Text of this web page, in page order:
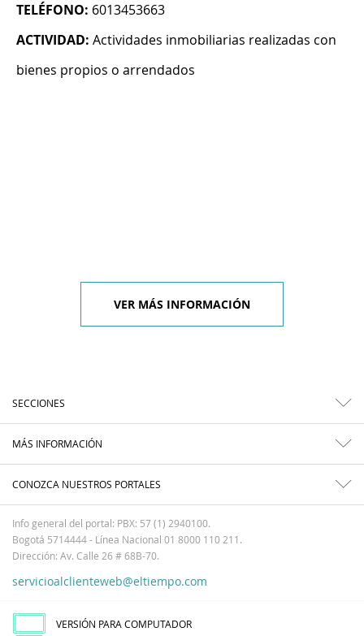
TELÉFONO: 6013453663
ACTIVIDAD: Actividades inmobiliarias realizadas con
bienes propios o arrendados
VER MÁS INFORMACIÓN
SECCIONES
MÁS INFORMACIÓN
CONOZCA NUESTROS PORTALES
Info general del portal: PBX: 57 (1) 2940100.
Bogotá 5714444 - Línea Nacional 01 8000 110 211.
Dirección: Av. Calle 26 # 68B-70.
servicioalclienteweb@eltiempo.com
VERSIÓN PARA COMPUTADOR